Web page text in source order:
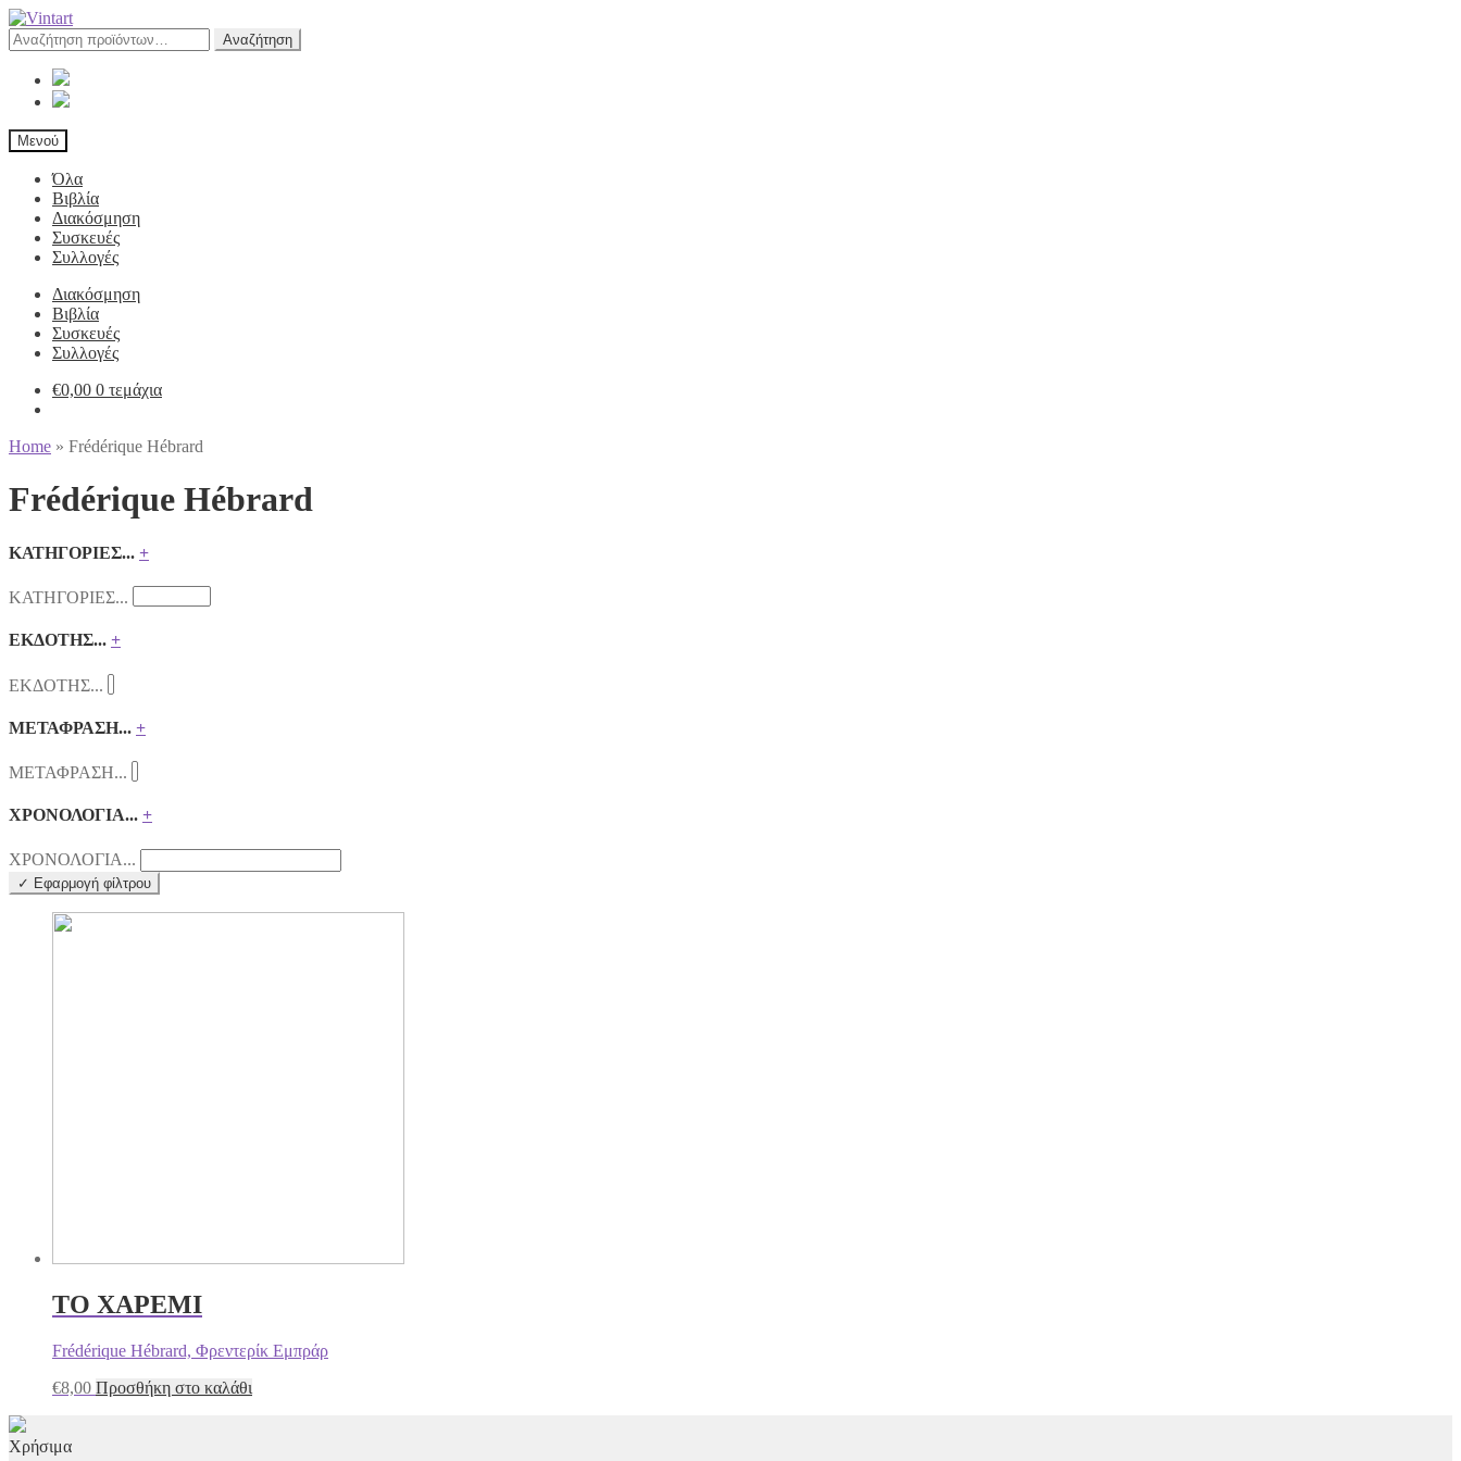
Αναζήτηση
για:
Αναζήτηση
Μενού
Όλα
Βιβλία
Διακόσμηση
Συσκευές
Συλλογές
Διακόσμηση
Βιβλία
Συσκευές
Συλλογές
€0,00 0 τεμάχια
Home » Frédérique Hébrard
Frédérique Hébrard
ΚΑΤΗΓΟΡΙΕΣ... +
ΚΑΤΗΓΟΡΙΕΣ...
ΕΚΔΟΤΗΣ... +
ΕΚΔΟΤΗΣ...
ΜΕΤΑΦΡΑΣΗ... +
ΜΕΤΑΦΡΑΣΗ...
ΧΡΟΝΟΛΟΓΙΑ... +
ΧΡΟΝΟΛΟΓΙΑ...
✓ Εφαρμογή φίλτρου
ΤΟ ΧΑΡΕΜΙ
Frédérique Hébrard, Φρεντερίκ Εμπράρ
€8,00 Προσθήκη στο καλάθι
Χρήσιμα